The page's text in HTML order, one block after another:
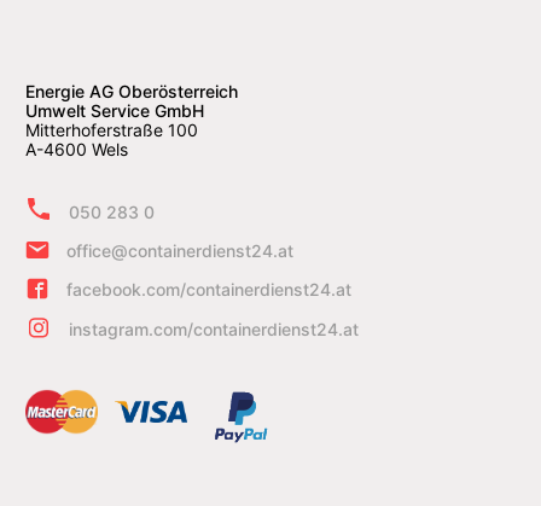
Energie AG Oberösterreich
Umwelt Service GmbH
Mitterhoferstraße 100
A-4600 Wels
050 283 0
office@containerdienst24.at
facebook.com/containerdienst24.at
instagram.com/containerdienst24.at